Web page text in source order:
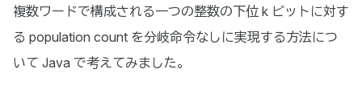
複数ワードで構成される一つの整数の下位 k ビットに対す
る population count を分岐命令なしに実現する方法につ
いて Java で考えてみました。